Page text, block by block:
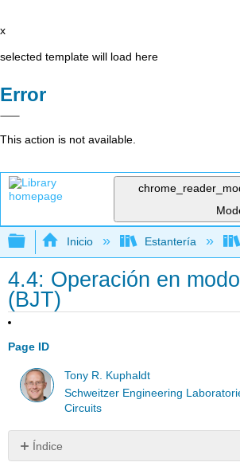
x
selected template will load here
Error
This action is not available.
Expandir/contraer
Inicio Estantería
4.4: Operación en
(BJT)
Page ID
Tony R. Kuphaldt
Schweitzer Engineering
Circuits
Índice